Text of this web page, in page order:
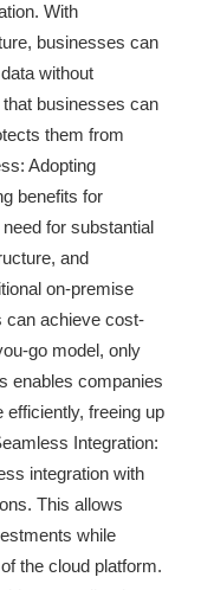
With
businesses can
without
businesses can
them from
Adopting
benefits for
for substantial
and
on-premise
can achieve cost-
go model, only
enables companies
freeing up
Integration:
integration with
This allows
while
the cloud platform.